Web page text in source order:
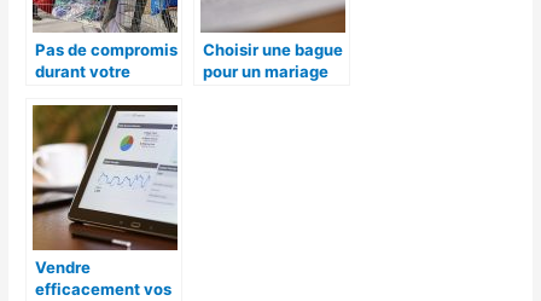
Pas de compromis
durant votre
limitera
Choisir une bague
pour un mariage
Vendre
efficacement vos